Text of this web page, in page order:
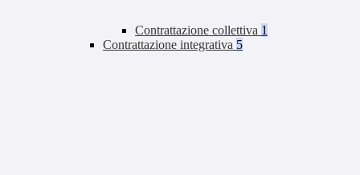
Contrattazione collettiva 1
Contrattazione integrativa 5